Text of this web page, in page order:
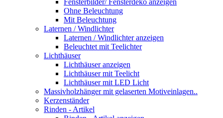
Fensterbilder/ Fensterdeko anzeigen
Ohne Beleuchtung
Mit Beleuchtung
Laternen / Windlichter
Laternen / Windlichter anzeigen
Beleuchtet mit Teelichter
Lichthäuser
Lichthäuser anzeigen
Lichthäuser mit Teelicht
Lichthäuser mit LED Licht
Massivholzhänger mit gelaserten Motiveinlagen..
Kerzenständer
Rinden - Artikel